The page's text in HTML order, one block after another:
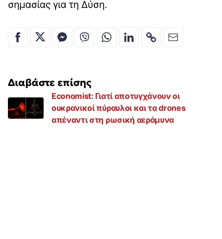
σημασίας για τη Δύση.
Διαβάστε επίσης
Economist: Γιατί αποτυγχάνουν οι
ουκρανικοί πύραυλοι και τα drones
απέναντι στη ρωσική αεράμυνα